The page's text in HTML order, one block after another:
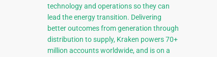
technology and operations so they can
lead the energy transition. Delivering
better outcomes from generation through
distribution to supply, Kraken powers 70+
million accounts worldwide, and is on a